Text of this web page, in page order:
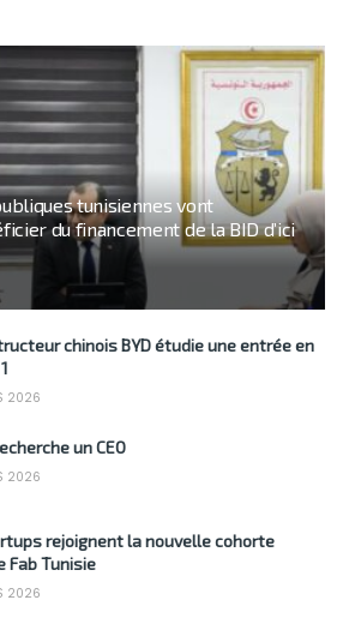
tunisiennes vont
du financement de la BID d’ici
chinois BYD étudie une entrée en
2026
un CEO
2026
rejoignent la nouvelle cohorte
Fab Tunisie
2026